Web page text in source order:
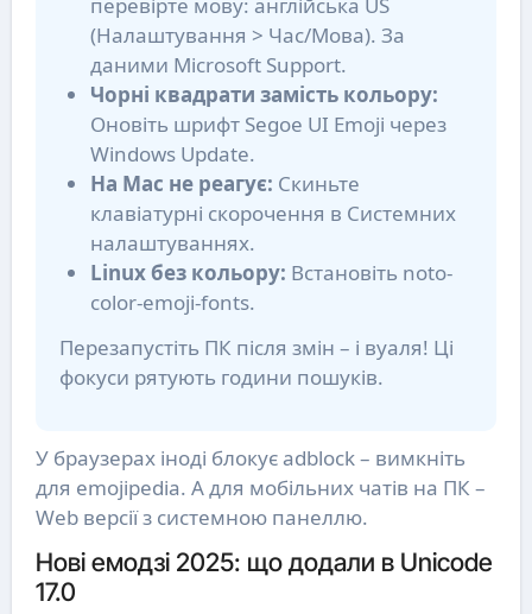
(Налаштування > Час/Мова). За
даними Microsoft Support.
Чорні квадрати замість кольору:
Оновіть шрифт Segoe UI Emoji через
Windows Update.
На Mac не реагує: Скиньте
клавіатурні скорочення в Системних
налаштуваннях.
Linux без кольору: Встановіть noto-
color-emoji-fonts.
Перезапустіть ПК після змін – і вуаля! Ці
фокуси рятують години пошуків.
У браузерах іноді блокує adblock – вимкніть
для emojipedia. А для мобільних чатів на ПК –
Web версії з системною панеллю.
Нові емодзі 2025: що додали в Unicode
17.0